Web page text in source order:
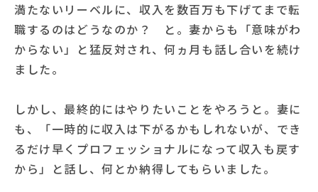
満たないリーベルに、収入を数百万も下げてまで転
職するのはどうなのか？ と。妻からも「意味がわ
からない」と猛反対され、何ヵ月も話し合いを続け
ました。
しかし、最終的にはやりたいことをやろうと。妻に
も、「一時的に収入は下がるかもしれないが、でき
るだけ早くプロフェッショナルになって収入も戻す
から」と話し、何とか納得してもらいました。